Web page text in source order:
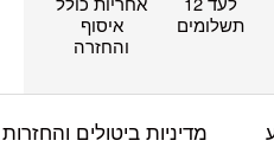
תשלומים
איסוף
והחזרה
מדיניות ביטולים והחזרות